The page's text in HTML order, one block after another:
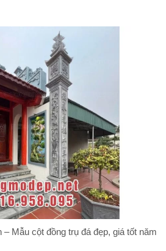
– Mẫu cột đồng trụ đá đẹp, giá tốt năm